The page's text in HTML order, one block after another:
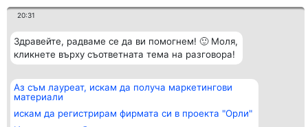
20:31
Здравейте, радваме се да ви помогнем! 🙂 Моля,
кликнете върху съответната тема на разговора!
Аз съм лауреат, искам да получа маркетингови
материали
искам да регистрирам фирмата си в проекта "Орли"
класиране
Beautiful Company S.R.L.
BulevardulAleea Timișul De
Sus Nr. 2, Bl. A30, Sc. A, Et.
București 53-238
CUI 36737675
Победители
Списък на
всички
победители
Статут/Устав
Политика за
Контакти